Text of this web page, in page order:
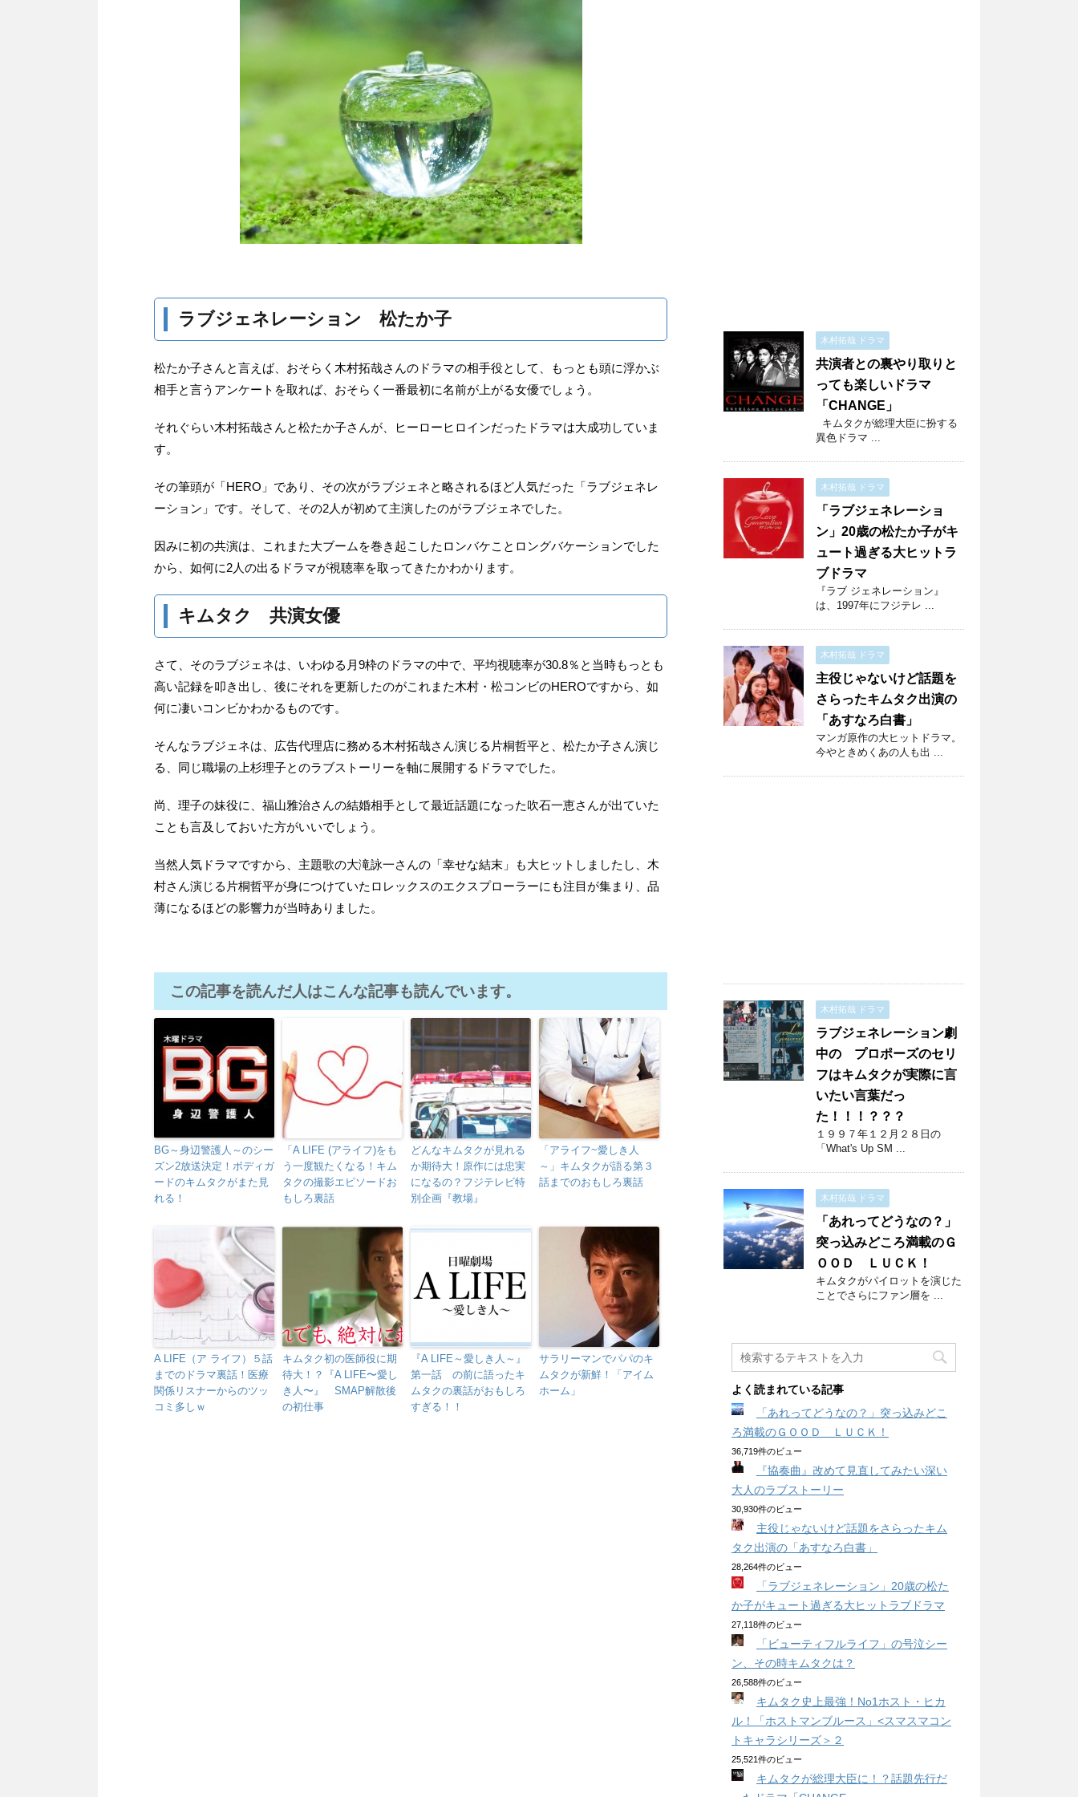
ラブジェネレーション 松たか子
松たか子さんと言えば、おそらく木村拓哉さんのドラマの相手役として、もっとも頭に浮かぶ
相手と言うアンケートを取れば、おそらく一番最初に名前が上がる女優でしょう。
それぐらい木村拓哉さんと松たか子さんが、ヒーローヒロインだったドラマは大成功していま
す。
その筆頭が「HERO」であり、その次がラブジェネと略されるほど人気だった「ラブジェネレ
ーション」です。そして、その2人が初めて主演したのがラブジェネでした。
因みに初の共演は、これまた大ブームを巻き起こしたロンバケことロングバケーションでした
から、如何に2人の出るドラマが視聴率を取ってきたかわかります。
キムタク 共演女優
さて、そのラブジェネは、いわゆる月9枠のドラマの中で、平均視聴率が30.8％と当時もっとも
高い記録を叩き出し、後にそれを更新したのがこれまた木村・松コンビのHEROですから、如
何に凄いコンビかわかるものです。
そんなラブジェネは、広告代理店に務める木村拓哉さん演じる片桐哲平と、松たか子さん演じ
る、同じ職場の上杉理子とのラブストーリーを軸に展開するドラマでした。
尚、理子の妹役に、福山雅治さんの結婚相手として最近話題になった吹石一恵さんが出ていた
ことも言及しておいた方がいいでしょう。
当然人気ドラマですから、主題歌の大滝詠一さんの「幸せな結末」も大ヒットしましたし、木
村さん演じる片桐哲平が身につけていたロレックスのエクスプローラーにも注目が集まり、品
薄になるほどの影響力が当時ありました。
この記事を読んだ人はこんな記事も読んでいます。
BG～身辺警護人～のシー
ズン2放送決定！ボディガ
ードのキムタクがまた見
れる！
「A LIFE (アライフ)をも
う一度観たくなる！キム
タクの撮影エピソードお
もしろ裏話
どんなキムタクが見れる
か期待大！原作には忠実
になるの？フジテレビ特
別企画『教場』
「アライフ~愛しき人
～」キムタクが語る第３
話までのおもしろ裏話
A LIFE（ア ライフ）５話
までのドラマ裏話！医療
関係リスナーからのツッ
コミ多しｗ
キムタク初の医師役に期
待大！？『A LIFE〜愛し
き人〜』 SMAP解散後
の初仕事
『A LIFE～愛しき人～』
第一話 の前に語ったキ
ムタクの裏話がおもしろ
すぎる！！
サラリーマンでパパのキ
ムタクが新鮮！「アイム
ホーム」
木村拓哉 ドラマ
共演者との裏やり取りと
っても楽しいドラマ
「CHANGE」
キムタクが総理大臣に扮する
異色ドラマ ...
木村拓哉 ドラマ
「ラブジェネレーショ
ン」20歳の松たか子がキ
ュート過ぎる大ヒットラ
ブドラマ
『ラブ ジェネレーション』
は、1997年にフジテレ ...
木村拓哉 ドラマ
主役じゃないけど話題を
さらったキムタク出演の
「あすなろ白書」
マンガ原作の大ヒットドラマ。
今やときめくあの人も出 ...
木村拓哉 ドラマ
ラブジェネレーション劇
中の プロポーズのセリ
フはキムタクが実際に言
いたい言葉だっ
た！！！？？？
１９９７年１２月２８日の
「What's Up SM ...
木村拓哉 ドラマ
「あれってどうなの？」
突っ込みどころ満載のＧ
ＯＯＤ ＬＵＣＫ！
キムタクがパイロットを演じた
ことでさらにファン層を ...
よく読まれている記事
「あれってどうなの？」突っ込みどこ
ろ満載のＧＯＯＤ ＬＵＣＫ！
36,719件のビュー
『協奏曲』改めて見直してみたい深い
大人のラブストーリー
30,930件のビュー
主役じゃないけど話題をさらったキム
タク出演の「あすなろ白書」
28,264件のビュー
「ラブジェネレーション」20歳の松た
か子がキュート過ぎる大ヒットラブドラマ
27,118件のビュー
「ビューティフルライフ」の号泣シー
ン、その時キムタクは？
26,588件のビュー
キムタク史上最強！No1ホスト・ヒカ
ル！「ホストマンブルース」<スマスマコン
トキャラシリーズ＞２
25,521件のビュー
キムタクが総理大臣に！？話題先行だ